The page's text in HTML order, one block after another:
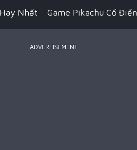
Nhất Game Pikachu Cổ Điển
ADVERTISEMENT